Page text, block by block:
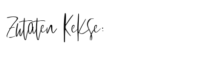
Zutaten Kekse: